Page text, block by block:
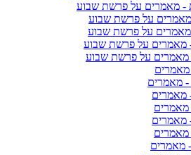
- מאמרים על פרשת שבוע
על פרשת שבוע
מאמרים על פרשת שבוע
מאמרים על פרשת שבוע
מאמרים על פרשת שבוע
מאמרים
- מאמרים
מאמרים
מאמרים
מאמרים
מאמרים
מאמרים